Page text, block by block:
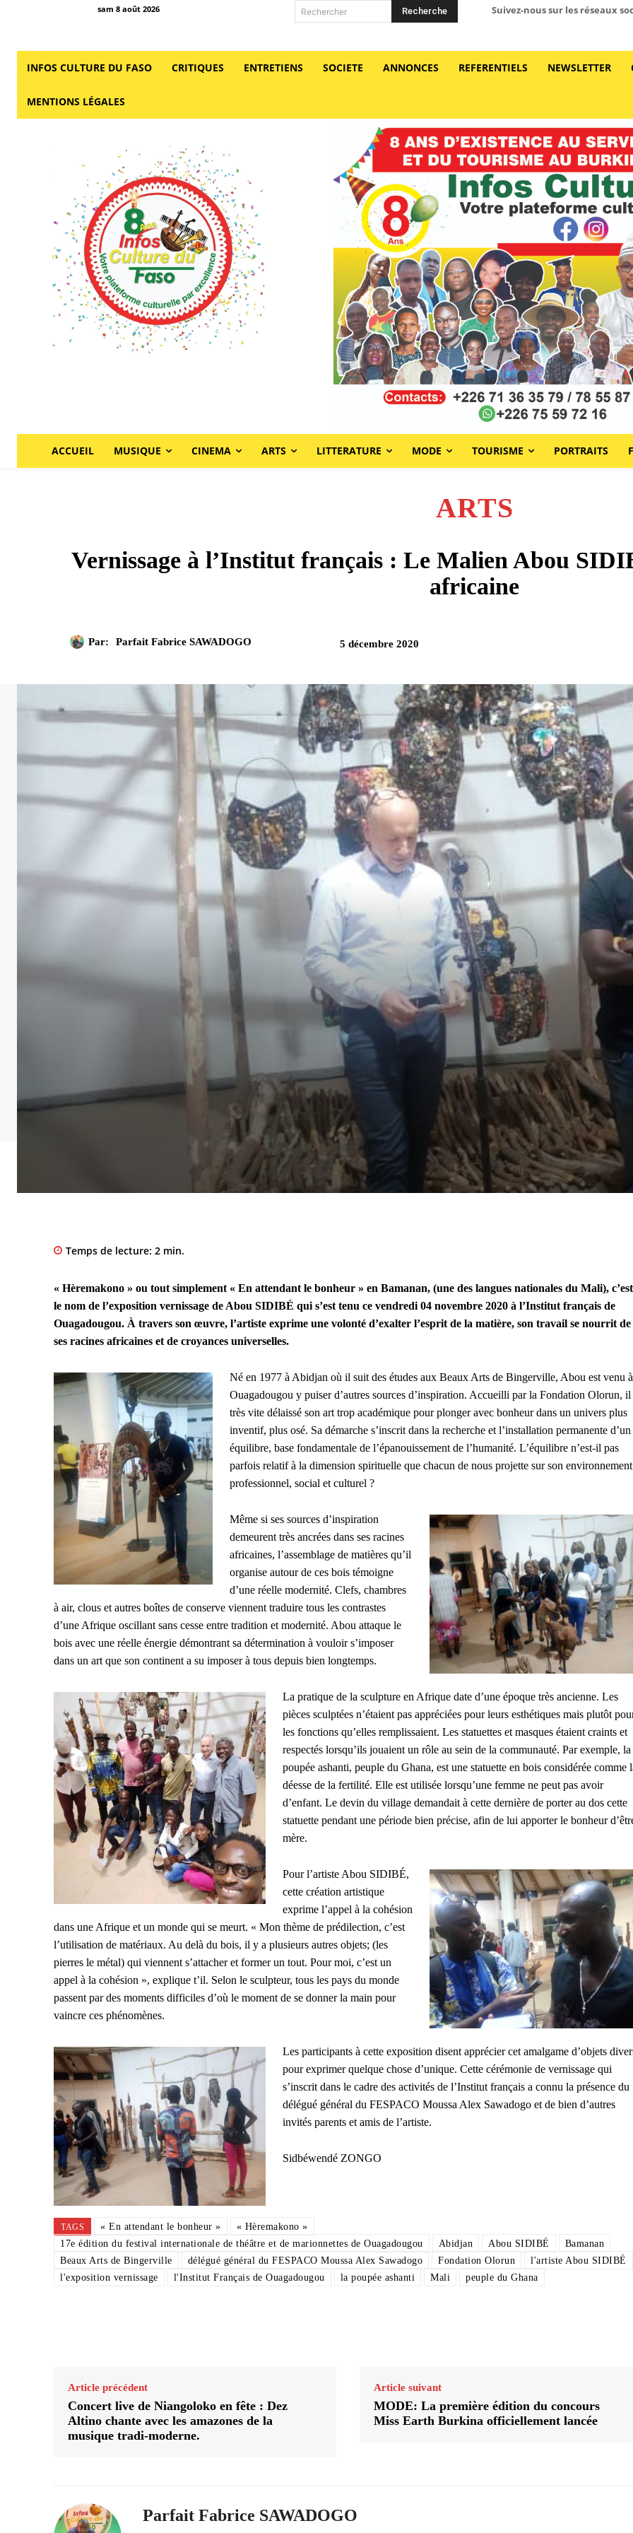
sam 8 août 2026 Rechercher Recherche Suivez-nous sur les réseaux
INFOS CULTURE DU FASO CRITIQUES ENTRETIENS SOCIETE ANNONCES REFERENTIELS NEWSLETTER
MENTIONS LÉGALES
ACCUEIL MUSIQUE CINEMA ARTS LITTERATURE MODE TOURISME PORTRAITS
ARTS
Vernissage à l’Institut français : Le Malien Abou
africaine
Par: Parfait Fabrice SAWADOGO 5 décembre 2020
Temps de lecture: 2 min.
« Hèremakono » ou tout simplement « En attendant le bonheur » en Bamanan, (une des langues nationales du Mali), c’est
le nom de l’exposition vernissage de Abou SIDIBÉ qui s’est tenu ce vendredi 04 novembre 2020 à l’Institut français de
Ouagadougou. À travers son œuvre, l’artiste exprime une volonté d’exalter l’esprit de la matière, son travail se nourrit de
ses racines africaines et de croyances universelles.
Né en 1977 à Abidjan où il suit des études aux Beaux Arts de Bingerville, Abou est venu à
Ouagadougou y puiser d’autres sources d’inspiration. Accueilli par la Fondation Olorun, il
très vite délaissé son art trop académique pour plonger avec bonheur dans un univers plus
inventif, plus osé. Sa démarche s’inscrit dans la recherche et l’installation permanente d’un
équilibre, base fondamentale de l’épanouissement de l’humanité. L’équilibre n’est-il pas
parfois relatif à la dimension spirituelle que chacun de nous projette sur son environnement
professionnel, social et culturel ?
Même si ses sources d’inspiration
demeurent très ancrées dans ses racines
africaines, l’assemblage de matières qu’il
organise autour de ces bois témoigne
d’une réelle modernité. Clefs, chambres
à air, clous et autres boîtes de conserve viennent traduire tous les contrastes
d’une Afrique oscillant sans cesse entre tradition et modernité. Abou attaque le
bois avec une réelle énergie démontrant sa détermination à vouloir s’imposer
dans un art que son continent a su imposer à tous depuis bien longtemps.
La pratique de la sculpture en Afrique date d’une époque très ancienne. Les
pièces sculptées n’étaient pas appréciées pour leurs esthétiques mais plutôt
les fonctions qu’elles remplissaient. Les statuettes et masques étaient craints et
respectés lorsqu’ils jouaient un rôle au sein de la communauté. Par exemple, la
poupée ashanti, peuple du Ghana, est une statuette en bois considérée comme
déesse de la fertilité. Elle est utilisée lorsqu’une femme ne peut pas avoir
d’enfant. Le devin du village demandait à cette dernière de porter au dos cette
statuette pendant une période bien précise, afin de lui apporter le bonheur
mère.
Pour l’artiste Abou SIDIBÉ,
cette création artistique
exprime l’appel à la cohésion
dans une Afrique et un monde qui se meurt. « Mon thème de prédilection, c’est
l’utilisation de matériaux. Au delà du bois, il y a plusieurs autres objets; (les
pierres le métal) qui viennent s’attacher et former un tout. Pour moi, c’est un
appel à la cohésion », explique t’il. Selon le sculpteur, tous les pays du monde
passent par des moments difficiles d’où le moment de se donner la main pour
vaincre ces phénomènes.
Les participants à cette exposition disent apprécier cet amalgame d’objets
pour exprimer quelque chose d’unique. Cette cérémonie de vernissage qui
s’inscrit dans le cadre des activités de l’Institut français a connu la présence du
délégué général du FESPACO Moussa Alex Sawadogo et de bien d’autres
invités parents et amis de l’artiste.
Sidbéwendé ZONGO
TAGS « En attendant le bonheur »
« Hèremakono »
17e édition du festival internationale de théâtre et de marionnettes de Ouagadougou
Abidjan Abou SIDIBÉ
Bamanan
Beaux Arts de Bingerville
délégué général du FESPACO Moussa Alex Sawadogo Fondation Olorun
l'artiste Abou SIDIBÉ
l'exposition vernissage
l'Institut Français de Ouagadougou la poupée ashanti Mali peuple du Ghana
Article précédent
Concert live de Niangoloko en fête : Dez
Altino chante avec les amazones de la
musique tradi-moderne.
Article suivant
MODE: La première édition du concours
Miss Earth Burkina officiellement lancée
Parfait Fabrice SAWADOGO